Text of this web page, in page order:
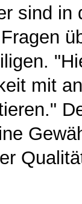
sind in
mit